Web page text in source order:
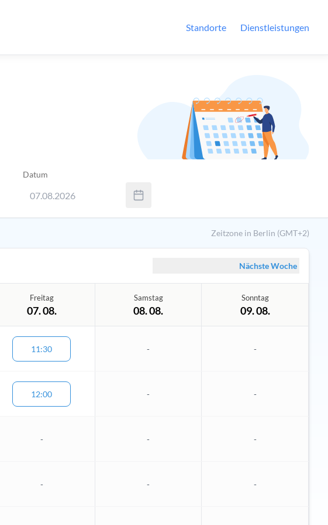
Standorte Dienstleistungen
Datum
07.08.2026
Zeitzone in Berlin (GMT+2)
Nächste Woche
Freitag
07. 08.
Samstag
08. 08.
Sonntag
09. 08.
11:30 - -
12:00 - -
- - -
- - -